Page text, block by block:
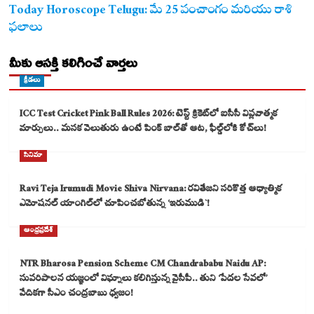
Today Horoscope Telugu: మే 25 పంచాంగం మరియు రాశి
ఫలాలు
మీకు ఆసక్తి కలిగించే వార్తలు
క్రీడలు
ICC Test Cricket Pink Ball Rules 2026: టెస్ట్ క్రికెట్‌లో ఐసీసీ విప్లవాత్మక
మార్పులు.. మసక వెలుతురు ఉంటే పింక్ బాల్‌తో ఆట, ఫీల్డ్‌లోకి కోచ్‌లు!
సినిమా
Ravi Teja Irumudi Movie Shiva Nirvana: రవితేజని సరికొత్త ఆధ్యాత్మిక
ఎమోషనల్ యాంగిల్‌లో చూపించబోతున్న ‘ఇరుముడి`!
ఆంధ్రప్రదేశ్
NTR Bharosa Pension Scheme CM Chandrababu Naidu AP:
సుపరిపాలన యజ్ఞంలో విఘ్నాలు కలిగిస్తున్న వైసీపీ.. తుని ‘పేదల సేవలో’
వేదికగా సీఎం చంద్రబాబు ధ్వజం!